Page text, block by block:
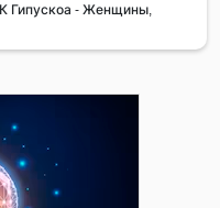
Гипускоа - Женщины,